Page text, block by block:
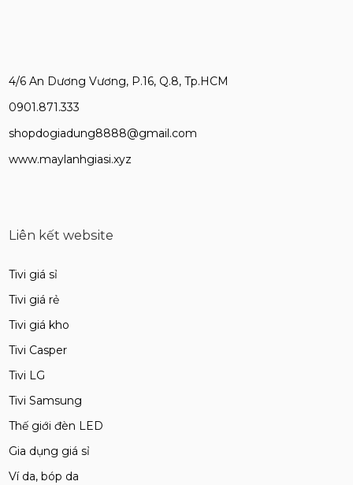
4/6 An Dương Vương, P.16, Q.8, Tp.HCM
0901.871.333
shopdogiadung8888@gmail.com
www.maylanhgiasi.xyz
Liên kết website
Tivi giá sỉ
Tivi giá rẻ
Tivi giá kho
Tivi Casper
Tivi LG
Tivi Samsung
Thế giới đèn LED
Gia dụng giá sỉ
Ví da, bóp da